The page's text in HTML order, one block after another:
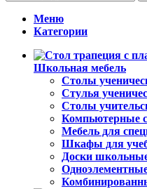
Меню
Категории
Школьная мебель
Столы
Стулья
Столы
Компьютерные
Мебель для
Шкафы для
Доски